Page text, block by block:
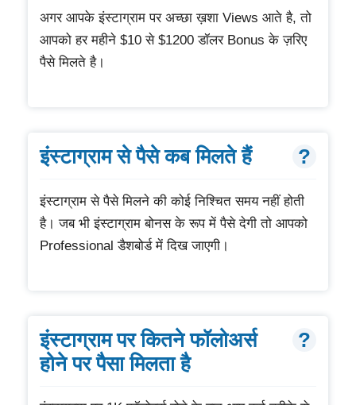
अगर आपके इंस्टाग्राम पर अच्छा ख़शा Views आते है, तो
आपको हर महीने $10 से $1200 डॉलर Bonus के ज़रिए
पैसे मिलते है।
इंस्टाग्राम से पैसे कब मिलते हैं
इंस्टाग्राम से पैसे मिलने की कोई निश्चित समय नहीं होती
है। जब भी इंस्टाग्राम बोनस के रूप में पैसे देगी तो आपको
Professional डैशबोर्ड में दिख जाएगी।
इंस्टाग्राम पर कितने फॉलोअर्स
होने पर पैसा मिलता है